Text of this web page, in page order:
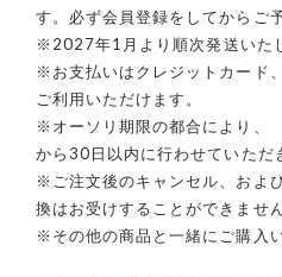
す。必ず会員登録をしてからご
※2027年1月より順次発送いた
※お支払いはクレジットカード
ご利用いただけます。
※オーソリ期限の都合により、
から30日以内に行わせていただ
※ご注文後のキャンセル、およ
換はお受けすることができません
※その他の商品と一緒にご購入